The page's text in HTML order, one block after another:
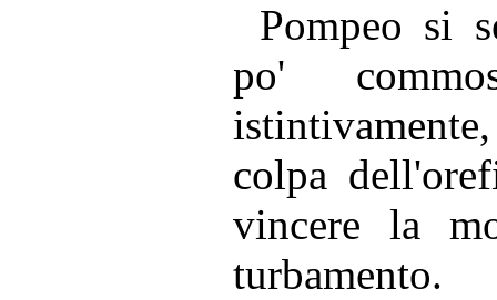
Pompeo si
po'
colpa
vincere la
turbamento.